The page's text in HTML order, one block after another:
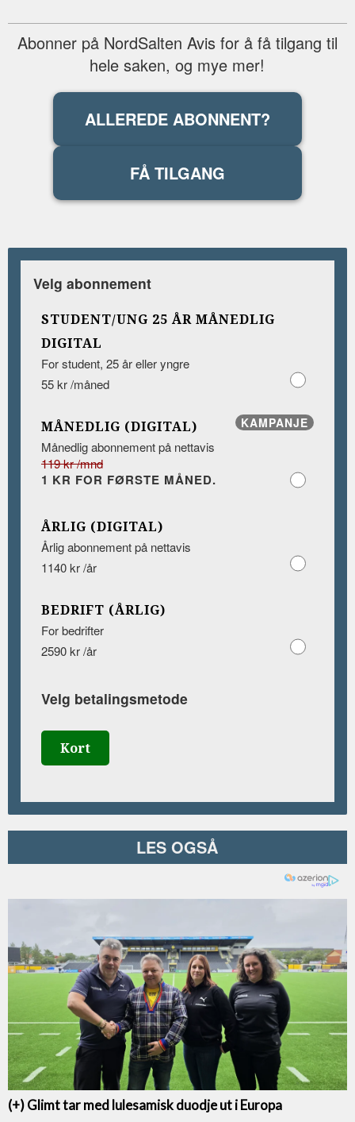
Abonner på NordSalten Avis for å få tilgang til
hele saken, og mye mer!
ALLEREDE ABONNENT?
FÅ TILGANG
Velg abonnement
STUDENT/UNG 25 ÅR MÅNEDLIG
DIGITAL
For student, 25 år eller yngre
55 kr /måned
KAMPANJE
MÅNEDLIG (DIGITAL)
Månedlig abonnement på nettavis
119 kr /mnd
1 KR FOR FØRSTE MÅNED.
ÅRLIG (DIGITAL)
Årlig abonnement på nettavis
1140 kr /år
BEDRIFT (ÅRLIG)
For bedrifter
2590 kr /år
Velg betalingsmetode
Kort
LES OGSÅ